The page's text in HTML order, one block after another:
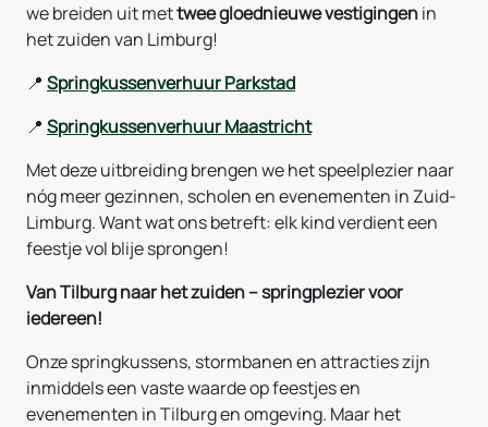
we breiden uit mettwee gloednieuwe vestigingenin
het zuiden van Limburg!
📍 Springkussenverhuur Parkstad
📍 Springkussenverhuur Maastricht
Met deze uitbreiding brengen we het speelplezier naar
nóg meer gezinnen, scholen en evenementen in Zuid-
Limburg. Want wat ons betreft: elk kind verdient een
feestje vol blije sprongen!
Van Tilburg naar het zuiden – springplezier voor
iedereen!
Onze springkussens, stormbanen en attracties zijn
inmiddels een vaste waarde op feestjes en
evenementen in Tilburg en omgeving. Maar het